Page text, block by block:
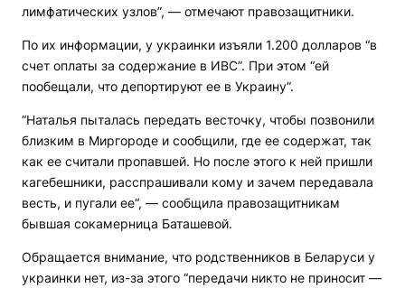
лимфатических узлов”, — отмечают правозащитники.
По их информации, у украинки изъяли 1.200 долларов “в
счет оплаты за содержание в ИВС”. При этом “ей
пообещали, что депортируют ее в Украину”.
“Наталья пыталась передать весточку, чтобы позвонили
близким в Миргороде и сообщили, где ее содержат, так
как ее считали пропавшей. Но после этого к ней пришли
кагебешники, расспрашивали кому и зачем передавала
весть, и пугали ее“, — сообщила правозащитникам
бывшая сокамерница Баташевой.
Обращается внимание, что родственников в Беларуси у
украинки нет, из-за этого “передачи никто не приносит —